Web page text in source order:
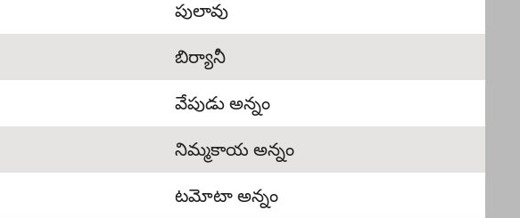
పులావు
బిర్యానీ
వేపుడు అన్నం
నిమ్మకాయ అన్నం
టమోటా అన్నం